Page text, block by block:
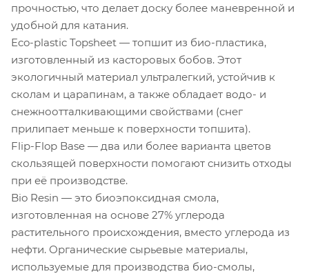
прочностью, что делает доску более маневренной и
удобной для катания.
Eco-plastic Topsheet — топшит из био-пластика,
изготовленный из касторовых бобов. Этот
экологичный материал ультралегкий, устойчив к
сколам и царапинам, а также обладает водо- и
снежноотталкивающими свойствами (снег
прилипает меньше к поверхности топшита).
Flip-Flop Base — два или более варианта цветов
скользящей поверхности помогают снизить отходы
при её производстве.
Bio Resin — это биоэпоксидная смола,
изготовленная на основе 27% углерода
растительного происхождения, вместо углерода из
нефти. Органические сырьевые материалы,
используемые для производства био-смолы,